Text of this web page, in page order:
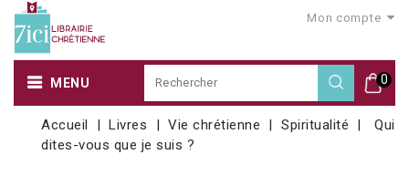
Mon compte
0
MENU
Accueil Livres Vie chrétienne Spiritualité
Qui
dites-vous que je suis ?